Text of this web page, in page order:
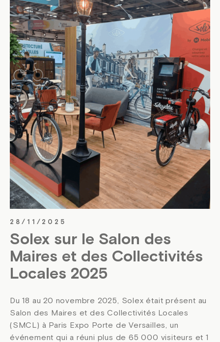
28/11/2025
Solex sur le Salon des
Maires et des Collectivités
Locales 2025
Du 18 au 20 novembre 2025, Solex était présent au
Salon des Maires et des Collectivités Locales
(SMCL) à Paris Expo Porte de Versailles, un
événement qui a réuni plus de 65 000 visiteurs et 1